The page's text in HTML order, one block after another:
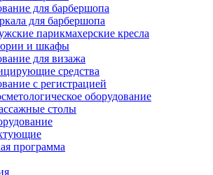
для барбершопа
для барбершопа
парикмахерские кресла
и шкафы
для визажа
средства
с регистрацией
оборудование
столы
программа